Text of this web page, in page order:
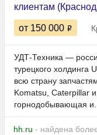
клиентам
от 150 000
УДТ‑Техника —
турецкого холдинга
всю страну
Komatsu, Caterpillar
горнодобывающая
hh.ru - найдена